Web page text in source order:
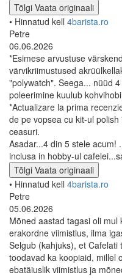
Tõlgi Vaata originaali
• Hinnatud kell 4barista.ro
Petre
06.06.2026
*Esimese arvustuse
värvikriimustused
"polywatch". Seega... nüüd
poleerimine kuulub
*Actualizare la prima
de pe vopsea cu kit-ul
ceasuri.
Asadar...4 din 5 stele acum!
inclusa in hobby-ul
Tõlgi Vaata originaali
• Hinnatud kell 4barista.ro
Petre
05.06.2026
Mõned aastad tagasi oli
erakordne viimistlus, ilma
Selgub (kahjuks), et
toodavad ka koopiaid, millel
ebatäiuslik viimistlus ja